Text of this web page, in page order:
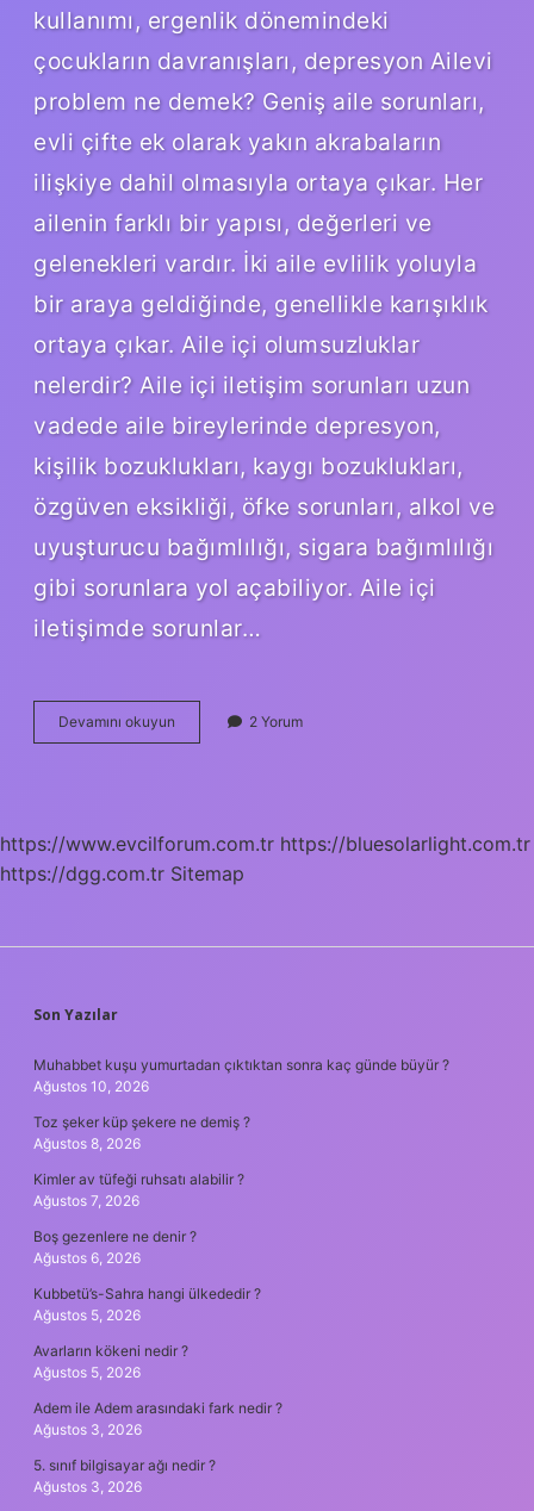
kullanımı, ergenlik dönemindeki
çocukların davranışları, depresyon Ailevi
problem ne demek? Geniş aile sorunları,
evli çifte ek olarak yakın akrabaların
ilişkiye dahil olmasıyla ortaya çıkar. Her
ailenin farklı bir yapısı, değerleri ve
gelenekleri vardır. İki aile evlilik yoluyla
bir araya geldiğinde, genellikle karışıklık
ortaya çıkar. Aile içi olumsuzluklar
nelerdir? Aile içi iletişim sorunları uzun
vadede aile bireylerinde depresyon,
kişilik bozuklukları, kaygı bozuklukları,
özgüven eksikliği, öfke sorunları, alkol ve
uyuşturucu bağımlılığı, sigara bağımlılığı
gibi sorunlara yol açabiliyor. Aile içi
iletişimde sorunlar…
Devamını okuyun
Içi
2 Yorum
https://www.evcilforum.com.tr https://bluesolarlight.com.tr
https://dgg.com.tr Sitemap
SIDEBAR
Son Yazılar
Muhabbet kuşu yumurtadan çıktıktan sonra kaç günde büyür ?
Ağustos 10, 2026
Toz şeker küp şekere ne demiş ?
Ağustos 8, 2026
Kimler av tüfeği ruhsatı alabilir ?
Ağustos 7, 2026
Boş gezenlere ne denir ?
Ağustos 6, 2026
Kubbetü’s-Sahra hangi ülkededir ?
Ağustos 5, 2026
Avarların kökeni nedir ?
Ağustos 5, 2026
Adem ile Adem arasındaki fark nedir ?
Ağustos 3, 2026
5. sınıf bilgisayar ağı nedir ?
Ağustos 3, 2026